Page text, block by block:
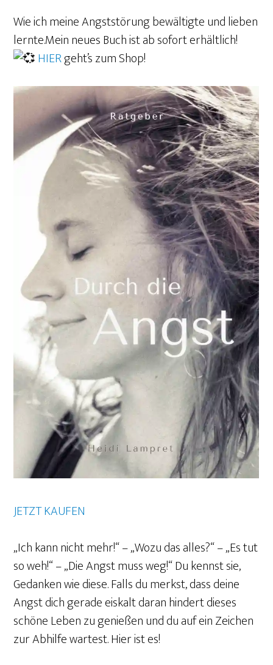
Wie ich meine Angststörung bewältigte und lieben
lernte.Mein neues Buch ist ab sofort erhältlich!
HIERgeht’s zum Shop!
JETZT KAUFEN
„Ich kann nicht mehr!“ – „Wozu das alles?“ – „Es tut
so weh!“ – „Die Angst muss weg!“ Du kennst sie,
Gedanken wie diese. Falls du merkst, dass deine
Angst dich gerade eiskalt daran hindert dieses
schöne Leben zu genießen und du auf ein Zeichen
zur Abhilfe wartest. Hier ist es!